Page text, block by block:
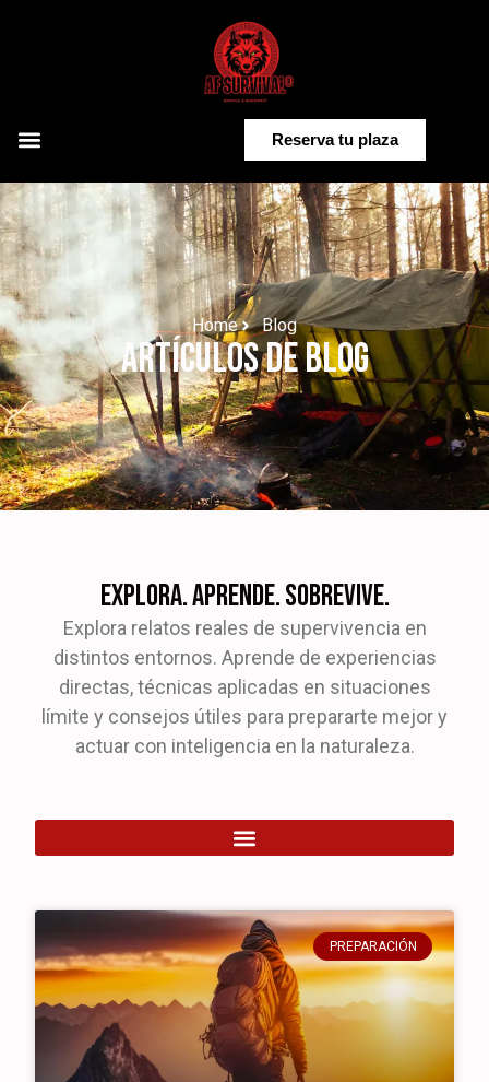
Reserva tu plaza
Home Blog
Artículos de Blog
Explora. Aprende. Sobrevive.
Explora relatos reales de supervivencia en
distintos entornos. Aprende de experiencias
directas, técnicas aplicadas en situaciones
límite y consejos útiles para prepararte mejor y
actuar con inteligencia en la naturaleza.
PREPARACIÓN